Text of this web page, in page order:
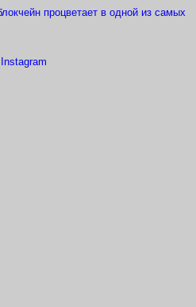
процветает в одной из самых
Instagram